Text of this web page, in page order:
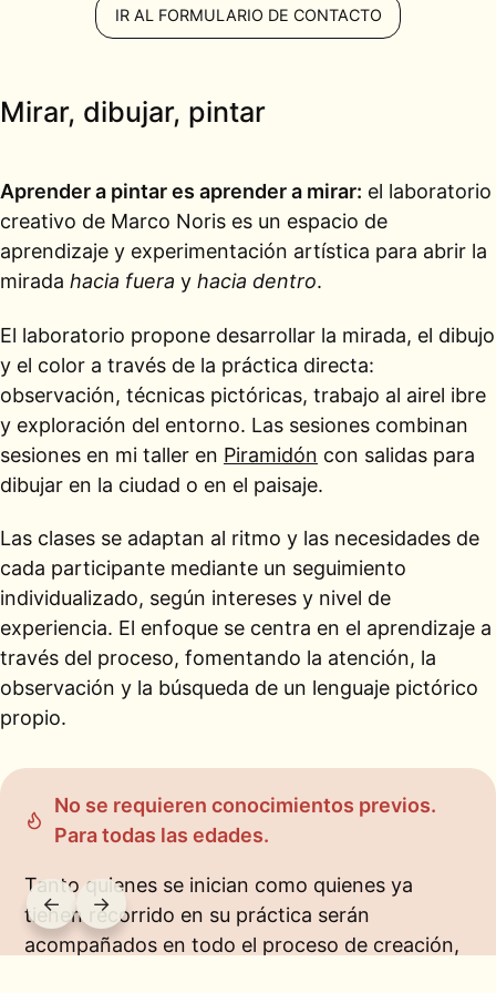
IR AL FORMULARIO DE CONTACTO
Mirar, dibujar, pintar
Aprender a pintar es aprender a mirar: el laboratorio
creativo de Marco Noris es un espacio de
aprendizaje y experimentación artística para abrir la
mirada hacia fuera y hacia dentro.
El laboratorio propone desarrollar la mirada, el dibujo
y el color a través de la práctica directa:
observación, técnicas pictóricas, trabajo al airel ibre
y exploración del entorno. Las sesiones combinan
sesiones en mi taller en Piramidón con salidas para
dibujar en la ciudad o en el paisaje.
Las clases se adaptan al ritmo y las necesidades de
cada participante mediante un seguimiento
individualizado, según intereses y nivel de
experiencia. El enfoque se centra en el aprendizaje a
través del proceso, fomentando la atención, la
observación y la búsqueda de un lenguaje pictórico
propio.
No se requieren conocimientos previos.
Para todas las edades.
Tanto quienes se inician como quienes ya
tienen recorrido en su práctica serán
acompañados en todo el proceso de creación,
← →